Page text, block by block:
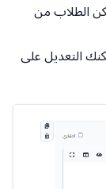
الطلاب من
التعديل على